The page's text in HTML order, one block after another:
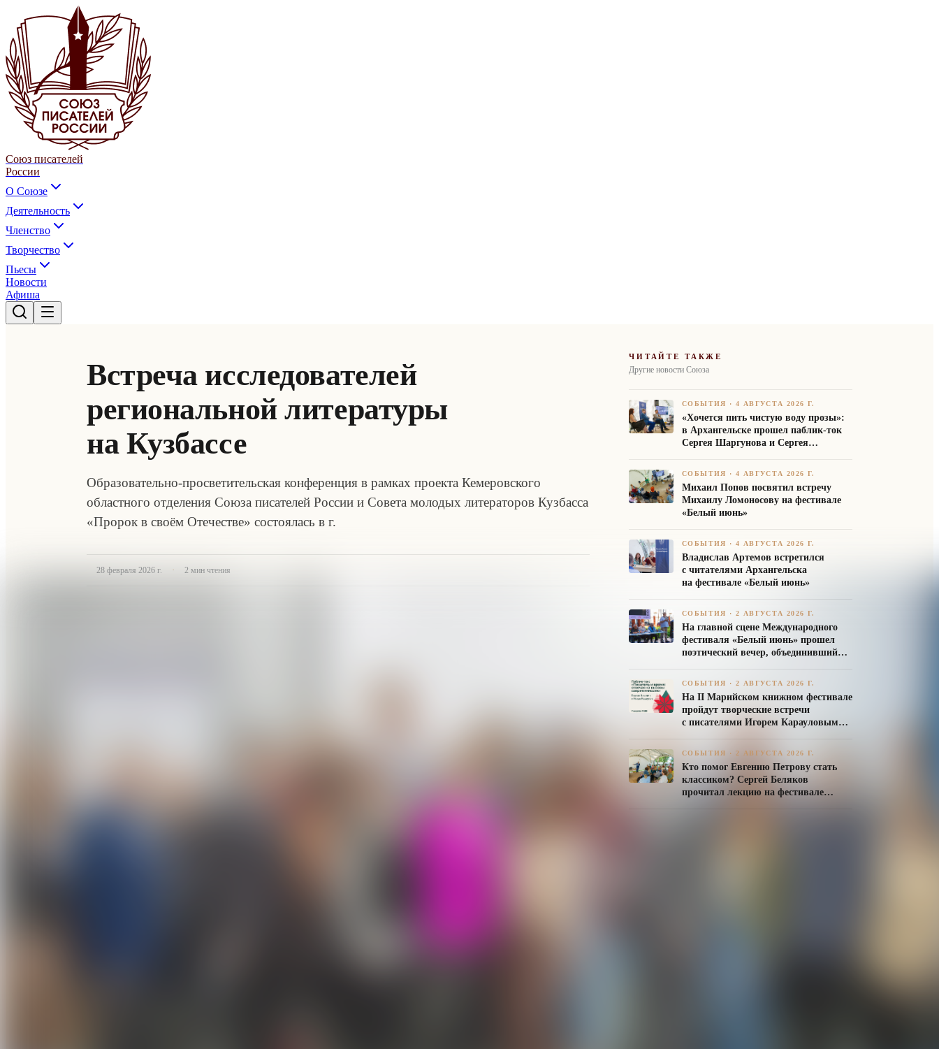
Союз писателей
России
О Союзе
Деятельность
Членство
Творчество
Пьесы
Новости
Афиша
Встреча исследователей
региональной литературы
на Кузбассе
Образовательно-просветительская конференция в рамках проекта Кемеровского
областного отделения Союза писателей России и Совета молодых литераторов Кузбасса
«Пророк в своём Отечестве» состоялась в г.
28 февраля 2026 г. · 2 мин чтения
ЧИТАЙТЕ ТАКЖЕ
Другие новости Союза
СОБЫТИЯ ·4 АВГУСТА 2026 Г.
«Хочется пить чистую воду прозы»:
в Архангельске прошел паблик-ток
Сергея Шаргунова и Сергея
СОБЫТИЯ ·4 АВГУСТА 2026 Г.
Михаил Попов посвятил встречу
Михаилу Ломоносову на фестивале
«Белый июнь»
СОБЫТИЯ ·4 АВГУСТА 2026 Г.
Владислав Артемов встретился
с читателями Архангельска
на фестивале «Белый июнь»
СОБЫТИЯ ·2 АВГУСТА 2026 Г.
На главной сцене Международного
фестиваля «Белый июнь» прошел
поэтический вечер, объединивший
СОБЫТИЯ ·2 АВГУСТА 2026 Г.
На II Марийском книжном фестивале
пройдут творческие встречи
с писателями Игорем Карауловым
СОБЫТИЯ · 2 АВГУСТА 2026 Г.
Кто помог Евгению Петрову стать
классиком? Сергей Беляков
прочитал лекцию на фестивале